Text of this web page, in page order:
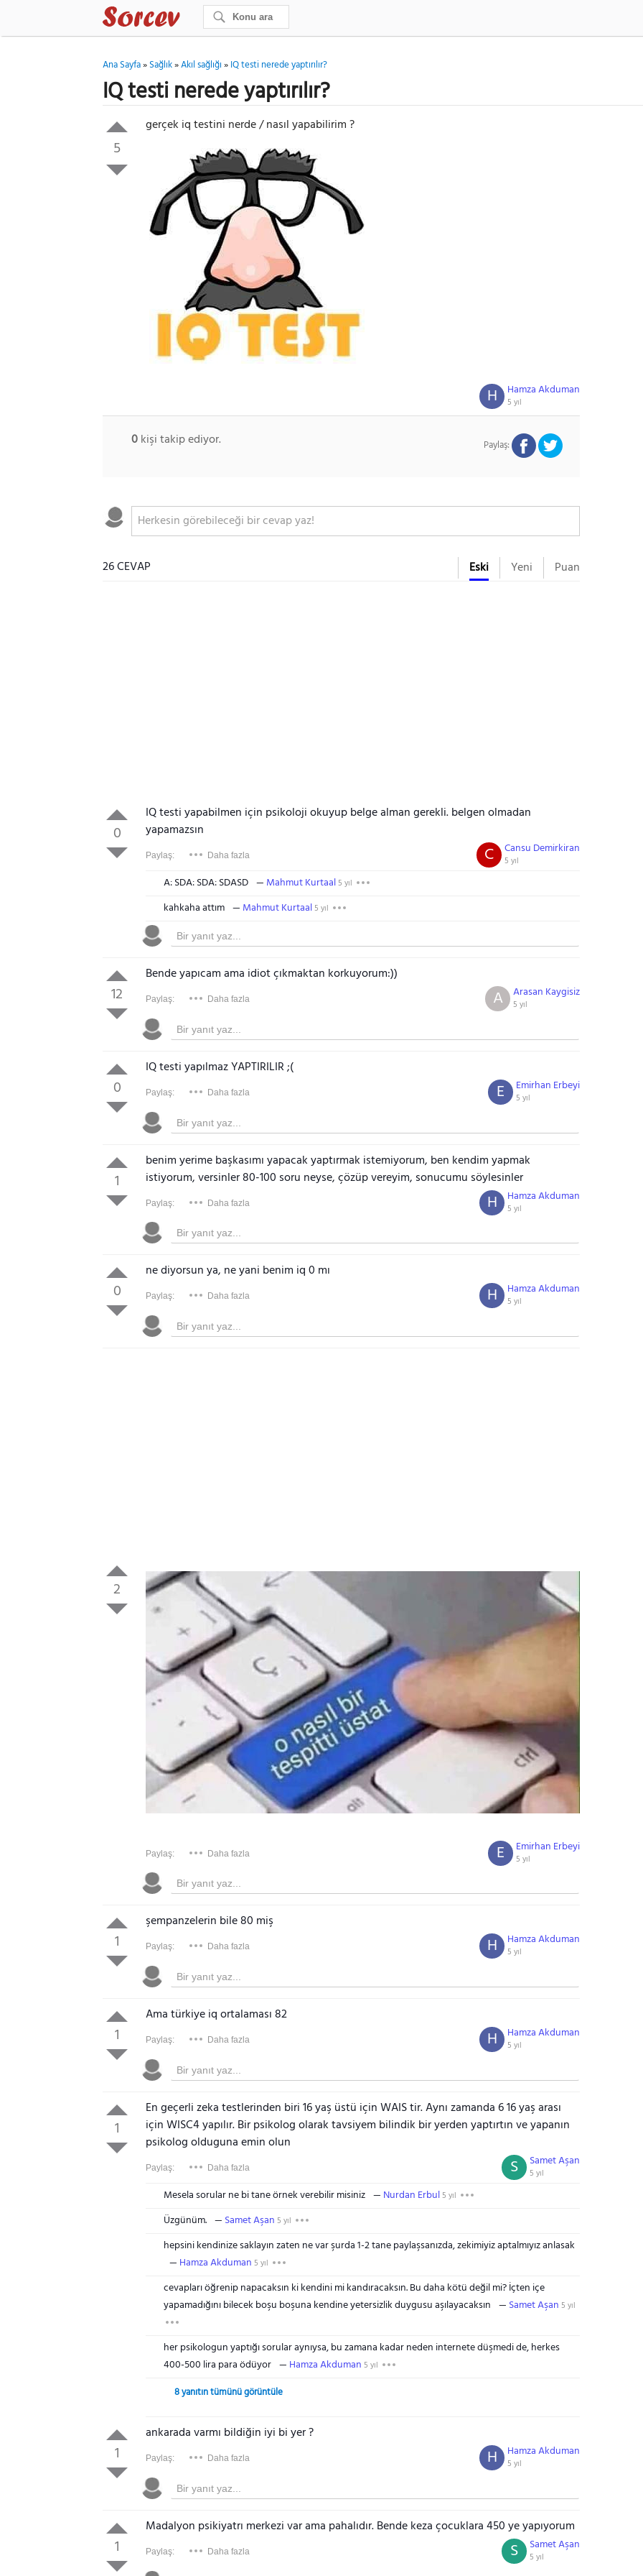
Ana Sayfa»Sağlık»Akıl sağlığı»IQ testi nerede yaptırılır?
IQ testi nerede yaptırılır?
5
gerçek iq testini nerde / nasıl yapabilirim ?
Hamza Akduman
5 yıl
H
0kişi takip ediyor. Paylaş:
26 CEVAP Eski Yeni Puan
0
IQ testi yapabilmen için psikoloji okuyup belge alman gerekli. belgen olmadan
yapamazsın
Paylaş: Daha fazla Cansu Demirkiran
5 yıl
C
A: SDA: SDA: SDASD Mahmut Kurtaal5 yıl
kahkaha attım Mahmut Kurtaal5 yıl
12
Bende yapıcam ama idiot çıkmaktan korkuyorum:))
Paylaş: Daha fazla Arasan Kaygisiz
5 yıl
A
0
IQ testi yapılmaz YAPTIRILIR ;(
Paylaş: Daha fazla Emirhan Erbeyi
5 yıl
E
1
benim yerime başkasımı yapacak yaptırmak istemiyorum, ben kendim yapmak
istiyorum, versinler 80-100 soru neyse, çözüp vereyim, sonucumu söylesinler
Paylaş: Daha fazla Hamza Akduman
5 yıl
H
0
ne diyorsun ya, ne yani benim iq 0 mı
Paylaş: Daha fazla Hamza Akduman
5 yıl
H
2
Paylaş: Daha fazla Emirhan Erbeyi
5 yıl
E
1
şempanzelerin bile 80 miş
Paylaş: Daha fazla Hamza Akduman
5 yıl
H
1
Ama türkiye iq ortalaması 82
Paylaş: Daha fazla Hamza Akduman
5 yıl
H
1
En geçerli zeka testlerinden biri 16 yaş üstü için WAIS tir. Aynı zamanda 6 16 yaş arası
için WISC4 yapılır. Bir psikolog olarak tavsiyem bilindik bir yerden yaptırtın ve yapanın
psikolog olduguna emin olun
Paylaş: Daha fazla Samet Aşan
5 yıl
S
Mesela sorular ne bi tane örnek verebilir misiniz Nurdan Erbul5 yıl
Üzgünüm. Samet Aşan 5 yıl
hepsini kendinize saklayın zaten ne var şurda 1-2 tane paylaşsanızda, zekimiyiz aptalmıyız anlasak
Hamza Akduman 5 yıl
cevapları öğrenip napacaksın ki kendini mi kandıracaksın. Bu daha kötü değil mi? İçten içe
yapamadığını bilecek boşu boşuna kendine yetersizlik duygusu aşılayacaksın
Samet Aşan 5 yıl
her psikologun yaptığı sorular aynıysa, bu zamana kadar neden internete düşmedi de, herkes
400-500 lira para ödüyor
Hamza Akduman 5 yıl
8 yanıtın tümünü görüntüle
1
ankarada varmı bildiğin iyi bi yer ?
Paylaş: Daha fazla Hamza Akduman
5 yıl
H
1
Madalyon psikiyatrı merkezi var ama pahalıdır. Bende keza çocuklara 450 ye yapıyorum
Paylaş: Daha fazla Samet Aşan
5 yıl
S